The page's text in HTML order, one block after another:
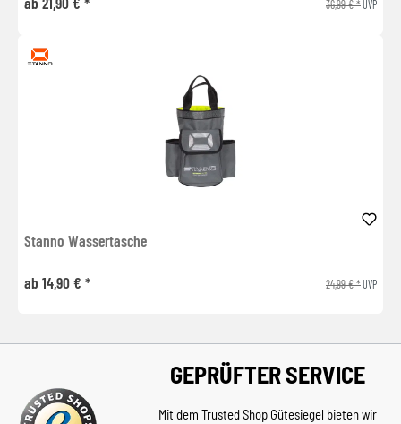
36,99 € *UVP
Stanno Wassertasche
ab 14,90 € * 24,99 € *UVP
GEPRÜFTER SERVICE
Mit dem Trusted Shop Gütesiegel bieten wir